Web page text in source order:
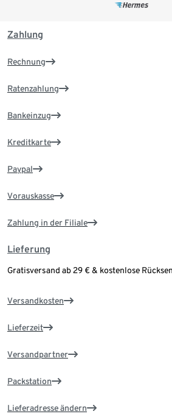
Zahlung
Rechnung
Ratenzahlung
Bankeinzug
Kreditkarte
Paypal
Vorauskasse
Zahlung in der Filiale
Lieferung
Gratisversand ab 29 € & kostenlose
Versandkosten
Lieferzeit
Versandpartner
Packstation
Lieferadresse ändern